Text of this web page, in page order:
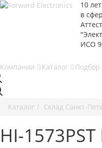
10
в
ИСО
Каталог Подбор
Каталог Cклад Санкт-
HI-1573PST